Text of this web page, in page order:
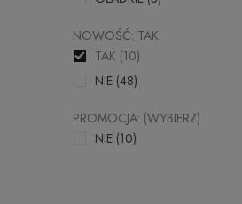
NOWOŚĆ: TAK
TAK (10)
NIE (48)
PROMOCJA: (WYBIERZ)
NIE (10)